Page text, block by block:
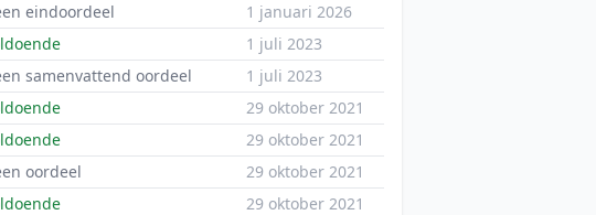
eindoordeel
1 januari 2026
1 juli 2023
samenvattend oordeel
1 juli 2023
29 oktober 2021
29 oktober 2021
oordeel
29 oktober 2021
29 oktober 2021